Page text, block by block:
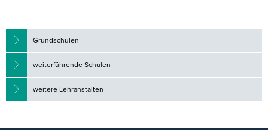
Grundschulen
weiterführende Schulen
weitere Lehranstalten